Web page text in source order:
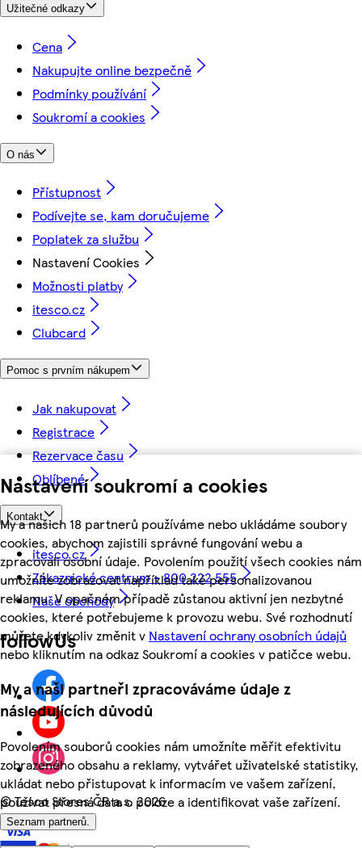
Nastavení soukromí a cookies
My a našich 18 partnerů používáme nebo ukládáme soubory
cookies, abychom zajistili správné fungování webu a
zpracovali osobní údaje. Povolením použití všech cookies nám
umožníte zobrazovat například také personalizovanou
reklamu. V opačném případě zůstanou aktivní jen nezbytné
cookies, které potřebujeme k provozu webu. Své rozhodnutí
můžete kdykoliv změnit v Nastavení ochrany osobních údajů
nebo kliknutím na odkaz Soukromí a cookies v patičce webu.
My a naši partneři zpracováváme údaje z
následujících důvodů
Povolením souborů cookies nám umožníte měřit efektivitu
zobrazeného obsahu a reklamy, vytvářet uživatelské statistiky,
ukládat nebo přistupovat k informacím ve vašem zařízení,
používat přesná data o poloze a identifikovat vaše zařízení.
Seznam partnerů.
Užitečné odkazy
Cena
Nakupujte online bezpečně
Podmínky používání
Soukromí a cookies
O nás
Přístupnost
Podívejte se, kam doručujeme
Poplatek za službu
Nastavení Cookies
Možnosti platby
itesco.cz
Clubcard
Pomoc s prvním nákupem
Jak nakupovat
Registrace
Rezervace času
Oblíbené
Kontakt
itesco.cz
Zákaznické centrum - 800 222 555
Naše obchody
followUs
©Tesco Stores ČR a.s. 2026